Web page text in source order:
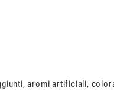
aromi artificiali,